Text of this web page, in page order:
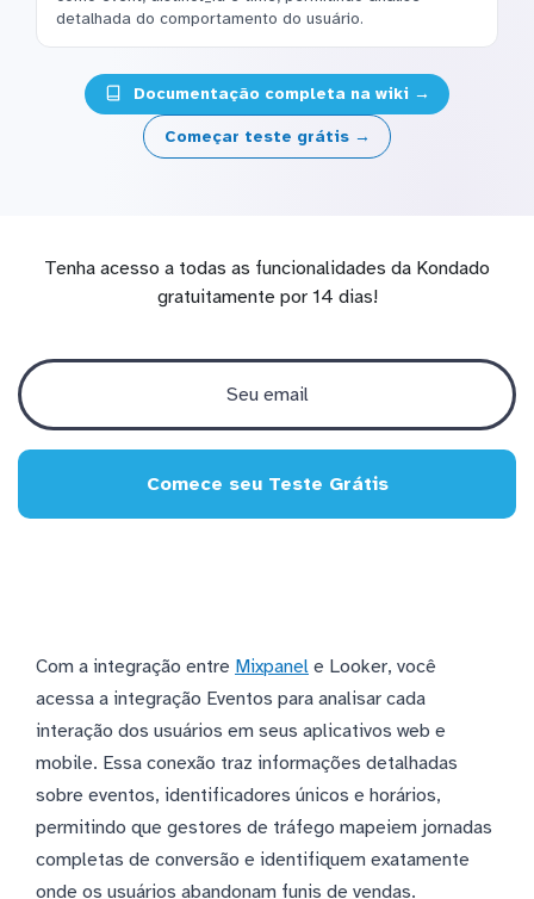
detalhada do comportamento do usuário.
Documentação completa na wiki →
Começar teste grátis →
Tenha acesso a todas as funcionalidades da Kondado
gratuitamente por 14 dias!
Comece seu Teste Grátis
Com a integração entre Mixpanel e Looker, você
acessa a integração Eventos para analisar cada
interação dos usuários em seus aplicativos web e
mobile. Essa conexão traz informações detalhadas
sobre eventos, identificadores únicos e horários,
permitindo que gestores de tráfego mapeiem jornadas
completas de conversão e identifiquem exatamente
onde os usuários abandonam funis de vendas.